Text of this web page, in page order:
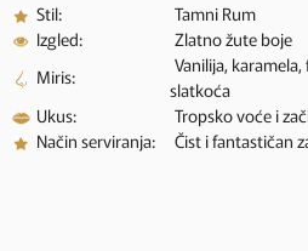
Stil:
Tamni Rum
Izgled:
Zlatno žute boje
Miris:
Vanilija,
slatkoća
Ukus:
Tropsko voće i
Način serviranja:
Čist i fantastičan